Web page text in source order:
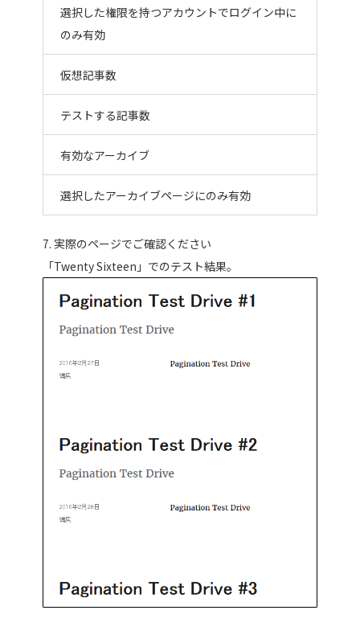
選択した権限を持つアカウントでログイン中に
のみ有効
仮想記事数
テストする記事数
有効なアーカイブ
選択したアーカイブページにのみ有効
7. 実際のページでご確認ください
「Twenty Sixteen」でのテスト結果。